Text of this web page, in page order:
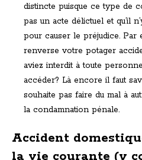
distincte puisque ce type de
pas un acte délictuel et qu’il
pour causer le préjudice.
renverse votre potager
aviez interdit à toute
accéder? Là encore il faut
souhaite pas faire du mal à
la condamnation pénale.
Accident
la vie courante (y